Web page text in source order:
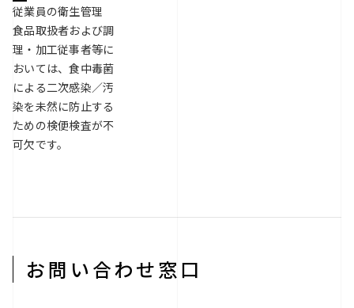
従業員の衛生管理
食品取扱者および調
理・加工従事者等に
おいては、食中毒菌
による二次感染／汚
染を未然に防止する
ための検便検査が不
可欠です。
お問い合わせ窓口